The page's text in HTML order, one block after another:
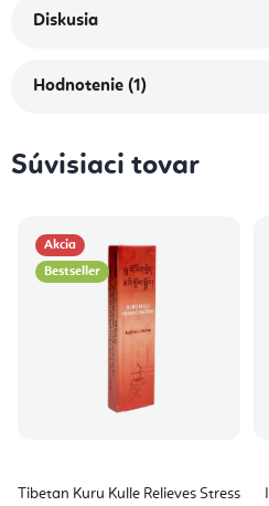
Diskusia
Hodnotenie (1)
Súvisiaci tovar
Akcia
Bestseller
Tibetan Kuru Kulle Relieves Stress